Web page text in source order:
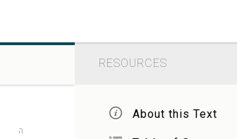
ה
RESOURCES
About this Text